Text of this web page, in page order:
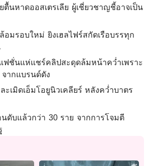
ตื้นหาดออสเตรเลีย ผู้เชี่ยวชาญชี้อาจเป็น
อมรอบใหม่ ยิงเฮลไฟร์สกัดเรือบรรทุก
ฟชั่นแห่แชร์คลิปสะดุดล้มหน้าคว่ำเพราะ
จากแบรนด์ดัง
เมิดเอ็มโอยูนิวเคลียร์ หลังคว่ำบาตร
นดับแล้วกว่า 30 ราย จากการโจมตี